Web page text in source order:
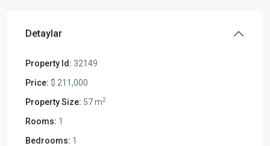
Detaylar
Property Id: 32149
Price: $ 211,000
Property Size: 57 m2
Rooms: 1
Bedrooms: 1